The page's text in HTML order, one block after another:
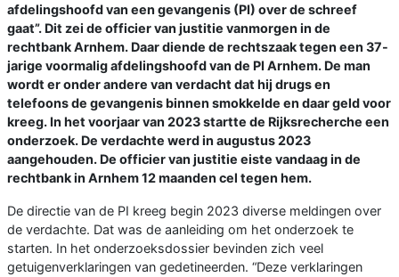
afdelingshoofd van een gevangenis (PI) over de schreef
gaat”. Dit zei de officier van justitie vanmorgen in de
rechtbank Arnhem. Daar diende de rechtszaak tegen een 37-
jarige voormalig afdelingshoofd van de PI Arnhem. De man
wordt er onder andere van verdacht dat hij drugs en
telefoons de gevangenis binnen smokkelde en daar geld voor
kreeg. In het voorjaar van 2023 startte de Rijksrecherche een
onderzoek. De verdachte werd in augustus 2023
aangehouden. De officier van justitie eiste vandaag in de
rechtbank in Arnhem 12 maanden cel tegen hem.
De directie van de PI kreeg begin 2023 diverse meldingen over
de verdachte. Dat was de aanleiding om het onderzoek te
starten. In het onderzoeksdossier bevinden zich veel
getuigenverklaringen van gedetineerden. “Deze verklaringen